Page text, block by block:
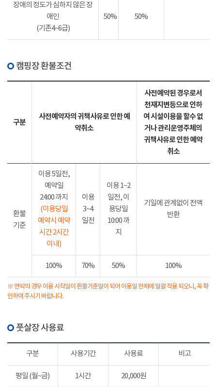
장애의 정도가 심하지 않은 장
애인
(기존4~6급)
50% 50%
캠핑장 환불조건
구분
사전예약자의 귀책사유로 인한 예
약취소
사전예약된 경우로서
천재지변등으로 인하
여 시설이용을 할수 없
거나 관리운영주체의
귀책사유로 인한 예약
취소
환불
기준
이용 5일전,
예약일
24:00 까지
(이용당일
예약시 예약
시간 2시간
이내)
이용
3~4
일전
이용 1~2
일전, 이
용당일
10:00 까
지
기일에 관계없이 전액
반환
100% 70% 50% 100%
※ 연박의 경우 이용 시작일이 환불기준일이 되어 이용일 전체에 일괄 적용 되오니, 꼭 확
인하여 주시기 바랍니다.
풋살장 사용료
구분 사용기간 사용료 비고
평일 (월~금) 1시간 20,000원